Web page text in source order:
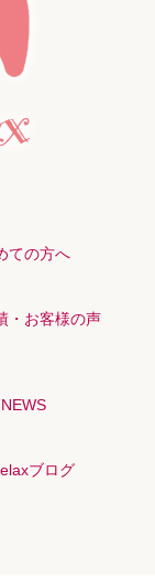
ての方へ
・お客様の声
NEWS
ブログ